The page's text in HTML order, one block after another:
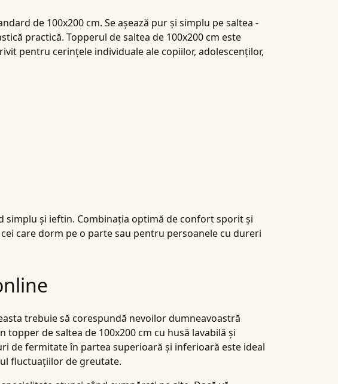
de 100x200 cm. Se așează pur și simplu pe saltea -
practică. Topperul de saltea de 100x200 cm este
pentru cerințele individuale ale copiilor, adolescenților,
simplu și ieftin. Combinația optimă de confort sporit și
care dorm pe o parte sau pentru persoanele cu dureri
trebuie să corespundă nevoilor dumneavoastră
de saltea de 100x200 cm cu husă lavabilă și
de fermitate în partea superioară și inferioară este ideal
fluctuațiilor de greutate.